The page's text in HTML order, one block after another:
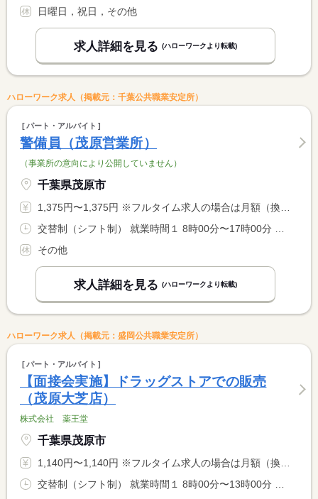
日曜日，祝日，その他
求人詳細を見る (ハローワークより転載)
ハローワーク求人（掲載元：千葉公共職業安定所）
パート・アルバイト
警備員（茂原営業所）
（事業所の意向により公開していません）
千葉県茂原市
1,375円〜1,375円 ※フルタイム求人の場合は月額（換算額）、パート求人の場合は時間額を表示しています。
その他
求人詳細を見る (ハローワークより転載)
ハローワーク求人（掲載元：盛岡公共職業安定所）
パート・アルバイト
【面接会実施】ドラッグストアでの販売
（茂原大芝店）
株式会社 薬王堂
千葉県茂原市
1,140円〜1,140円 ※フルタイム求人の場合は月額（換算額）、パート求人の場合は時間額を表示しています。